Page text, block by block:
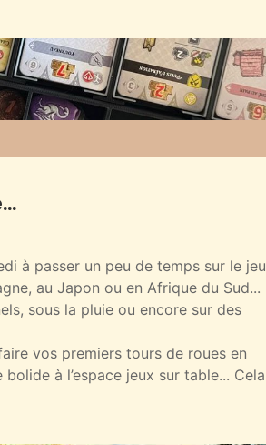
à passer un peu de temps sur le jeu
au Japon ou en Afrique du Sud...
sous la pluie ou encore sur des
vos premiers tours de roues en
à l’espace jeux sur table... Cela